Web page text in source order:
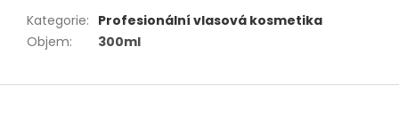
Kategorie: Profesionální vlasová kosmetika
Objem: 300ml
Z